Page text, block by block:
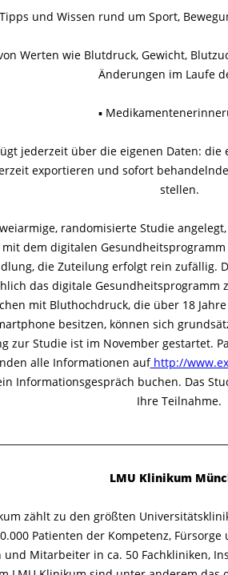
und Wissen rund um Sport,
Werten wie Blutdruck, Gewicht,
Änderungen im Laufe
▪
jederzeit über die eigenen Daten:
exportieren und sofort
stellen.
randomisierte Studie
dem digitalen
die Zuteilung erfolgt rein zufällig.
das digitale
mit Bluthochdruck, die über 18
besitzen, können sich
zur Studie ist im November gestartet.
alle Informationen aufhttp://
Informationsgespräch buchen. Das
Ihre Teilnahme.
LMU Klinikum
zählt zu den größten
Patienten der Kompetenz,
Mitarbeiter in ca. 50 Fachkliniken,